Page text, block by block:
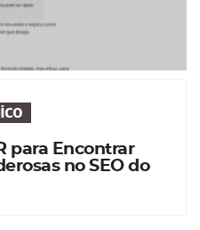
para Encontrar
no SEO do